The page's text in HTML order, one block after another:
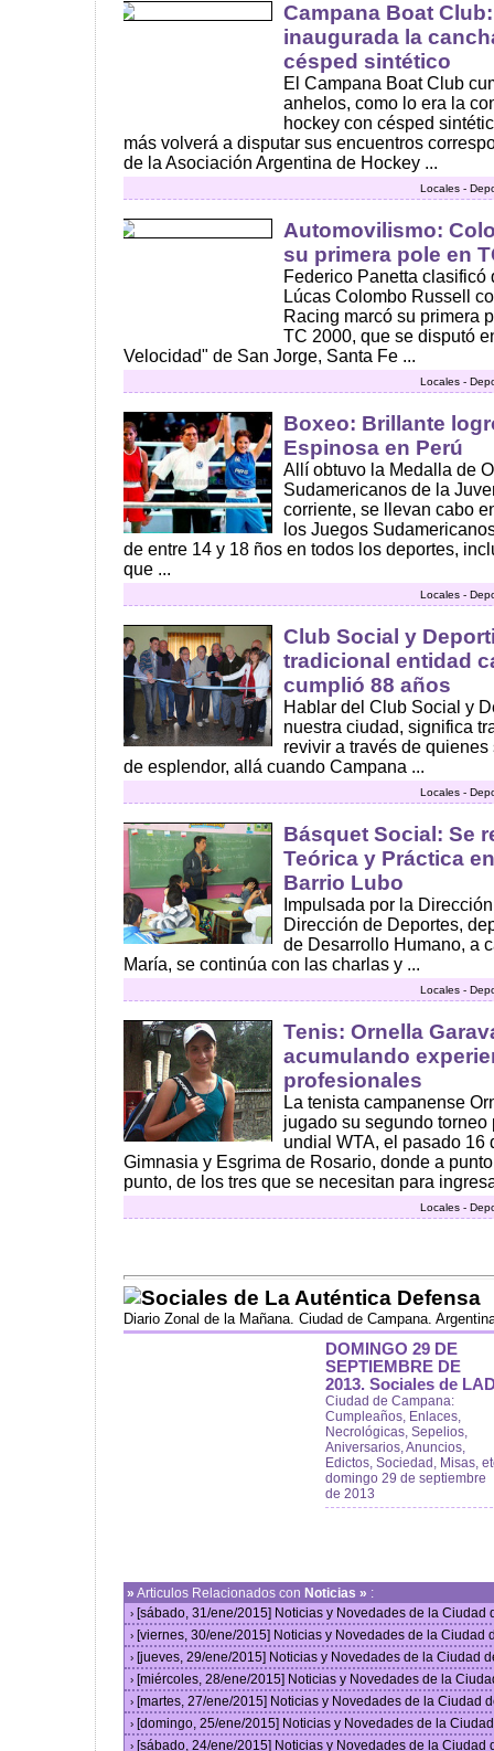
Campana Boat
inaugurada la
césped sintético
El Campana Boat Club
anhelos, como lo era la
hockey con césped
más volverá a disputar sus encuentros
de la Asociación Argentina de Hockey ...
Locales -
Automovilismo:
su primera pole en
Federico Panetta clasificó
Lúcas Colombo Russell
Racing marcó su primera
TC 2000, que se disputó
Velocidad" de San Jorge, Santa Fe ...
Locales -
Boxeo: Brillante
Espinosa en Perú
Allí obtuvo la Medalla de
Sudamericanos de la
corriente, se llevan cabo
los Juegos
de entre 14 y 18 ños en todos los deportes,
que ...
Locales -
Club Social y
tradicional entidad
cumplió 88 años
Hablar del Club Social y
nuestra ciudad, significa
revivir a través de
de esplendor, allá cuando Campana ...
Locales -
Básquet Social: Se
Teórica y Práctica
Barrio Lubo
Impulsada por la
Dirección de Deportes,
de Desarrollo Humano, a
María, se continúa con las charlas y ...
Locales -
Tenis: Ornella
acumulando
profesionales
La tenista campanense
jugado su segundo
undial WTA, el pasado 16
Gimnasia y Esgrima de Rosario, donde a
punto, de los tres que se necesitan para
Locales -
Sociales de La Auténtica Defensa
Diario Zonal de la Mañana. Ciudad de Campana.
DOMINGO 29 DE
SEPTIEMBRE DE
2013. Sociales de
Ciudad de Campana:
Cumpleaños, Enlaces,
Necrológicas, Sepelios,
Aniversarios, Anuncios,
Edictos, Sociedad, Misas,
domingo 29 de septiembre
de 2013
» Articulos Relacionados con Noticias » :
› [sábado, 31/ene/2015] Noticias y Novedades de la Ciudad
› [viernes, 30/ene/2015] Noticias y Novedades de la Ciudad
› [jueves, 29/ene/2015] Noticias y Novedades de la Ciudad
› [miércoles, 28/ene/2015] Noticias y Novedades de la
› [martes, 27/ene/2015] Noticias y Novedades de la Ciudad
› [domingo, 25/ene/2015] Noticias y Novedades de la
› [sábado, 24/ene/2015] Noticias y Novedades de la Ciudad